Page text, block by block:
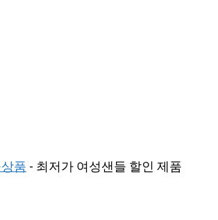
품- 최저가 여성샌들 할인 제품